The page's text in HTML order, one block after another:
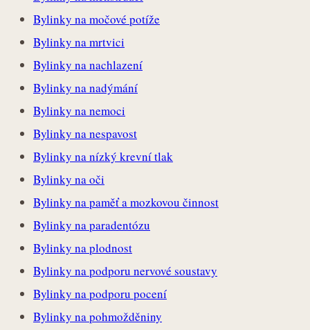
Bylinky na močové potíže
Bylinky na mrtvici
Bylinky na nachlazení
Bylinky na nadýmání
Bylinky na nemoci
Bylinky na nespavost
Bylinky na nízký krevní tlak
Bylinky na oči
Bylinky na paměť a mozkovou činnost
Bylinky na paradentózu
Bylinky na plodnost
Bylinky na podporu nervové soustavy
Bylinky na podporu pocení
Bylinky na pohmožděniny